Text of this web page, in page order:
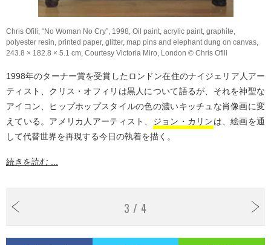
Chris Ofili, “No Woman No Cry”, 1998, Oil paint, acrylic paint, graphite,
polyester resin, printed paper, glitter, map pins and elephant dung on canvas,
243.8 × 182.8 × 5.1 cm, Courtesy Victoria Miro, London © Chris Ofili
1998年のターナー賞を受賞したロンドン在住のナイジェリア人アー
ティスト、クリス・オフィリは黒人について語るが、それを神聖な
アイコン、ヒップホップスタイルの色の濃いキッチュな肖像画に変
えている。アメリカ人アーティスト、 ジョン・カリンは、絵画を通
して代替世界を再現する今日の執着を描く。
続きを読む ...
3 / 4